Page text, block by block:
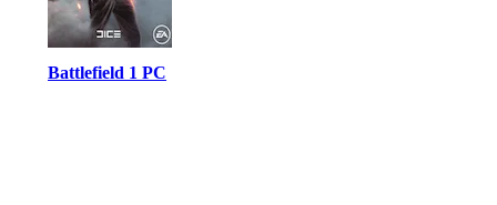
Battlefield 1 PC